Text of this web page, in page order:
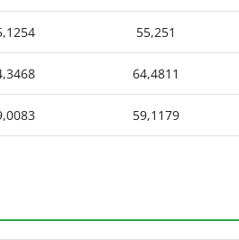
55,251
64,4811
59,1179